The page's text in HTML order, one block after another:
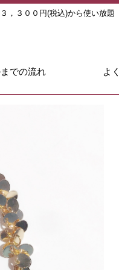
，３００円(税込)から使い放題
での流れ よ